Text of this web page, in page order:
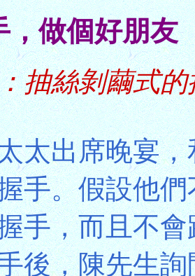
，做個好朋友
抽絲剝繭式的
太出席晚宴
手。假設他
手，而且不
後，陳先生